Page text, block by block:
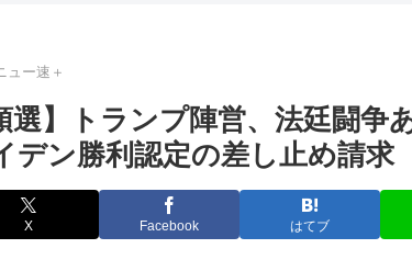
私自身は戦争の当事者とは言えない世代ですから、
クシー過ぎる女性犯罪者一覧が冗談抜きにレベル
微妙だよな、あんまり美味いの無いよな？
をこまねいてはいない、軍事的選択肢だ】北朝鮮が
ュー速＋
選】トランプ陣営、法廷闘
デン勝利認定の差し止め請
X Facebook はてブ